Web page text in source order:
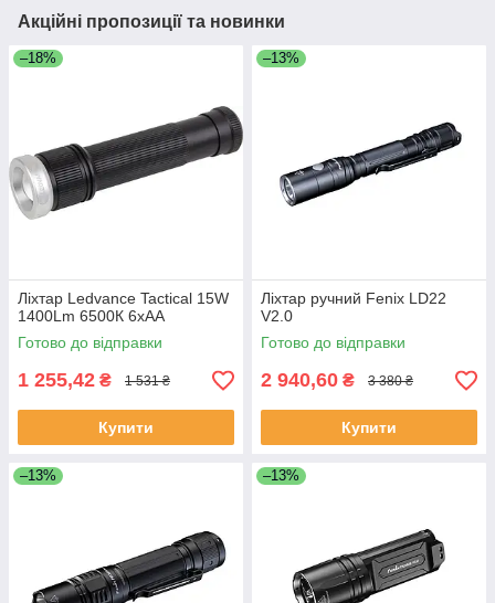
Акційні пропозиції та новинки
–18%
Ліхтар Ledvance Tactical 15W
1400Lm 6500К 6xAA
Готово до відправки
1 255,42 ₴ 1 531 ₴
Купити
–13%
Ліхтар ручний Fenix LD22
V2.0
Готово до відправки
2 940,60 ₴ 3 380 ₴
Купити
–13% –13%